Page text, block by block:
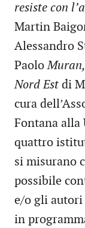
resiste con
Martin
Alessandro
Paolo
Nord Est di
cura
Fontana alla
quattro
si misurano
possibile
e/o gli
in